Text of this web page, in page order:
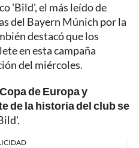
'Bild', el más leído de
del Bayern Múnich por la
destacó que los
en esta campaña
del miércoles.
de Europa y
de la historia del club se